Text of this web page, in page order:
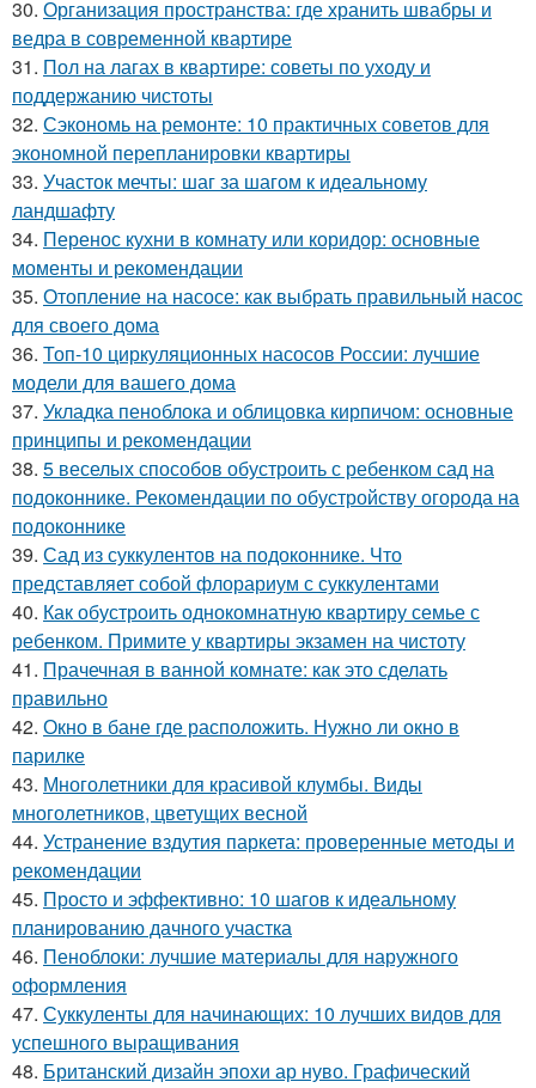
30. Организация пространства: где хранить швабры и
ведра в современной квартире
31. Пол на лагах в квартире: советы по уходу и
поддержанию чистоты
32. Сэкономь на ремонте: 10 практичных советов для
экономной перепланировки квартиры
33. Участок мечты: шаг за шагом к идеальному
ландшафту
34. Перенос кухни в комнату или коридор: основные
моменты и рекомендации
35. Отопление на насосе: как выбрать правильный насос
для своего дома
36. Топ-10 циркуляционных насосов России: лучшие
модели для вашего дома
37. Укладка пеноблока и облицовка кирпичом: основные
принципы и рекомендации
38. 5 веселых способов обустроить с ребенком сад на
подоконнике. Рекомендации по обустройству огорода на
подоконнике
39. Сад из суккулентов на подоконнике. Что
представляет собой флорариум с суккулентами
40. Как обустроить однокомнатную квартиру семье с
ребенком. Примите у квартиры экзамен на чистоту
41. Прачечная в ванной комнате: как это сделать
правильно
42. Окно в бане где расположить. Нужно ли окно в
парилке
43. Многолетники для красивой клумбы. Виды
многолетников, цветущих весной
44. Устранение вздутия паркета: проверенные методы и
рекомендации
45. Просто и эффективно: 10 шагов к идеальному
планированию дачного участка
46. Пеноблоки: лучшие материалы для наружного
оформления
47. Суккуленты для начинающих: 10 лучших видов для
успешного выращивания
48. Британский дизайн эпохи ар нуво. Графический